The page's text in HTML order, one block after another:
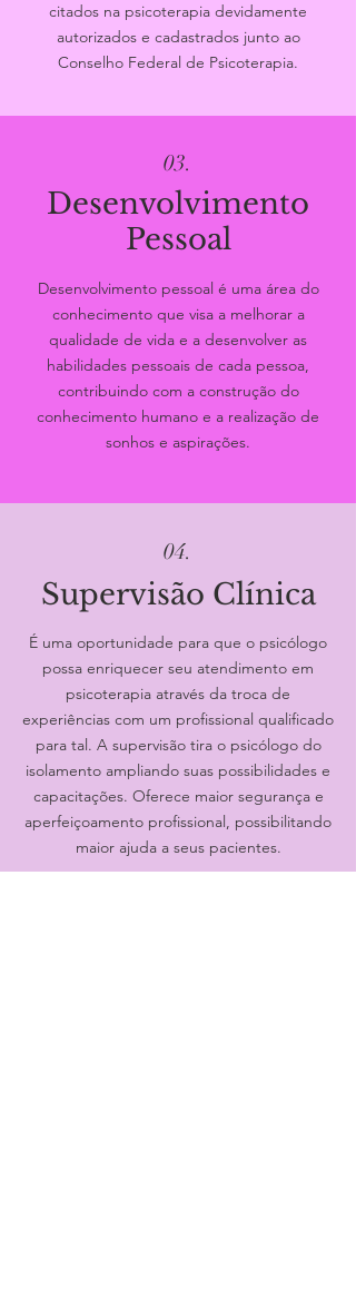
citados na psicoterapia devidamente
autorizados e cadastrados junto ao
Conselho Federal de Psicoterapia.
03.
Desenvolvimento
Pessoal
Desenvolvimento pessoal é uma área do
conhecimento que visa a melhorar a
qualidade de vida e a desenvolver as
habilidades pessoais de cada pessoa,
contribuindo com a construção do
conhecimento humano e a realização de
sonhos e aspirações.
04.
Supervisão Clínica
É uma oportunidade para que o psicólogo
possa enriquecer seu atendimento em
psicoterapia através da troca de
experiências com um profissional qualificado
para tal. A supervisão tira o psicólogo do
isolamento ampliando suas possibilidades e
capacitações. Oferece maior segurança e
aperfeiçoamento profissional, possibilitando
maior ajuda a seus pacientes.